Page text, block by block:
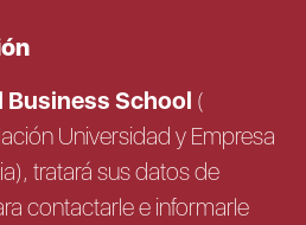
Business School (
Universidad y Empresa
tratará sus datos de
contactarle e informarle